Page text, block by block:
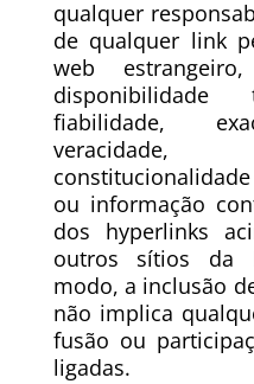
qualquer
de qualquer link
web
disponibilidade
fiabilidade,
ou informação
dos hyperlinks
outros sítios da
modo, a inclusão
não implica
fusão ou
ligadas.